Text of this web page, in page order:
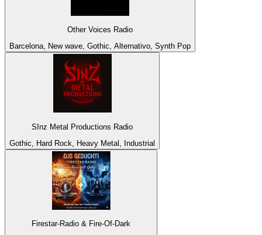
Other Voices Radio
Barcelona, New wave, Gothic, Alternativo, Synth Pop
SInz Metal Productions Radio
Gothic, Hard Rock, Heavy Metal, Industrial
Firestar-Radio & Fire-Of-Dark